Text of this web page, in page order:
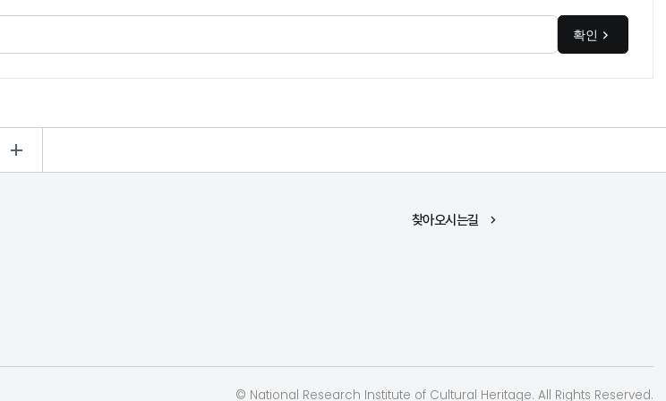
확인
찾아오시는길
© National Research Institute of Cultural Heritage. All Rights Reserved.